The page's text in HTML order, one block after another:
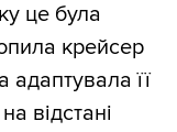
це була
крейсер
адаптувала її
відстані